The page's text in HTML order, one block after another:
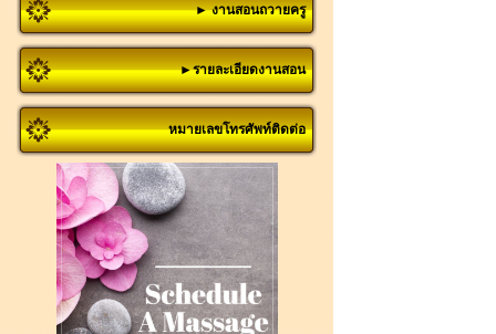
► งานสอนถวายครู
►รายละเอียดงานสอน
หมายเลขโทรศัพท์ติดต่อ